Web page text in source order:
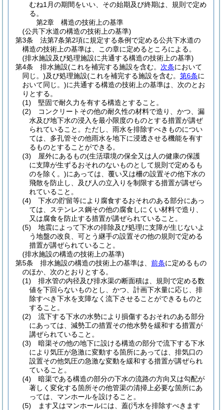
むね1月の期間をいい、その始期及び終期は、規則で定め
る。
第2章
構造の技術上の基準
(公共下水道の構造の技術上の基準)
第3条
法第7条第2項に規定する条例で定める公共下水道の
構造の技術上の基準は、この章に定めるところによる。
(排水施設及び処理施設に共通する構造の技術上の基準)
第4条
排水施設(これを補完する施設を含む。 次条において
同じ。)及び処理施設(これを補完する施設を含む。 第6条に
おいて同じ。)に共通する構造の技術上の基準は、次のとお
りとする。
(1)
堅固で耐久力を有する構造とすること。
(2)
コンクリートその他の耐久性の材料で造り、かつ、漏
水及び地下水の浸入を最小限度のものとする措置が講ぜ
られていること。 ただし、雨水を排除すべきものについ
ては、多孔管その他雨水を地下に浸透させる機能を有す
るものとすることができる。
(3)
屋外にあるもの(生活環境の保全又は人の健康の保護
に支障が生ずるおそれのないものとして規則で定めるも
のを除く。)にあっては、覆い又は柵の設置その他下水の
飛散を防止し、及び人の立入りを制限する措置が講ぜら
れていること。
(4)
下水の貯留等により腐食するおそれのある部分にあっ
ては、ステンレス鋼その他の腐食しにくい材料で造り、
又は腐食を防止する措置が講ぜられていること。
(5)
地震によって下水の排除及び処理に支障が生じないよ
う地盤の改良、可とう継手の設置その他の規則で定める
措置が講ぜられていること。
(排水施設の構造の技術上の基準)
第5条
排水施設の構造の技術上の基準は、 前条に定めるもの
のほか、次のとおりとする。
(1)
排水管の内径及び排水渠の断面積は、規則で定める数
値を下回らないものとし、かつ、計画下水量に応じ、排
除すべき下水を支障なく流下させることができるものと
すること。
(2)
流下する下水の水勢により損傷するおそれのある部分
にあっては、減勢工の措置その他水勢を緩和する措置が
講ぜられていること。
(3)
暗渠その他の地下に設ける構造の部分で流下する下水
により気圧が急激に変動する箇所にあっては、排気口の
設置その他気圧の急激な変動を緩和する措置が講ぜられ
ていること。
(4)
暗渠である構造の部分の下水の流路の方向又は勾配が
著しく変化する箇所その他管渠の清掃上必要な箇所にあ
っては、マンホールを設けること。
(5)
ます又はマンホールには、蓋(汚水を排除すべきます